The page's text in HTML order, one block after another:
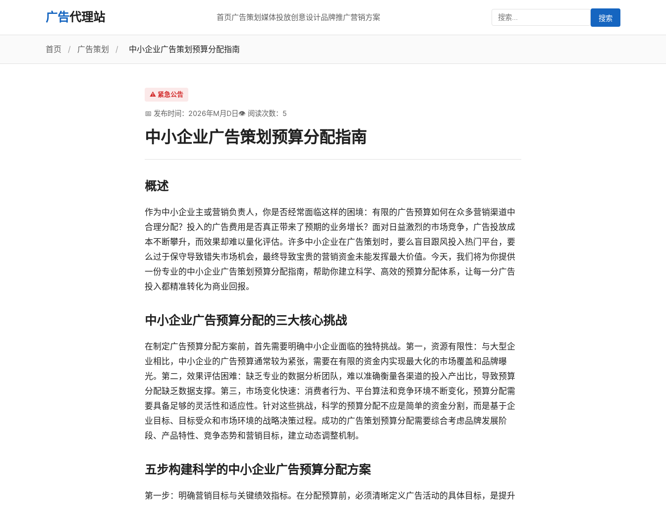
广告代理站 首页广告策划媒体投放创意设计品牌推广营销方案 搜索
首页 / 广告策划 / 中小企业广告策划预算分配指南
⚠️ 紧急公告
📅 发布时间：2026年M月D日 👁️ 阅读次数：5
中小企业广告策划预算分配指南
概述
作为中小企业主或营销负责人，你是否经常面临这样的困境：有限的广告预算如何在众多营销渠道中
合理分配？投入的广告费用是否真正带来了预期的业务增长？面对日益激烈的市场竞争，广告投放成
本不断攀升，而效果却难以量化评估。许多中小企业在广告策划时，要么盲目跟风投入热门平台，要
么过于保守导致错失市场机会，最终导致宝贵的营销资金未能发挥最大价值。今天，我们将为你提供
一份专业的中小企业广告策划预算分配指南，帮助你建立科学、高效的预算分配体系，让每一分广告
投入都精准转化为商业回报。
中小企业广告预算分配的三大核心挑战
在制定广告预算分配方案前，首先需要明确中小企业面临的独特挑战。第一，资源有限性：与大型企
业相比，中小企业的广告预算通常较为紧张，需要在有限的资金内实现最大化的市场覆盖和品牌曝
光。第二，效果评估困难：缺乏专业的数据分析团队，难以准确衡量各渠道的投入产出比，导致预算
分配缺乏数据支撑。第三，市场变化快速：消费者行为、平台算法和竞争环境不断变化，预算分配需
要具备足够的灵活性和适应性。针对这些挑战，科学的预算分配不应是简单的资金分割，而是基于企
业目标、目标受众和市场环境的战略决策过程。成功的广告策划预算分配需要综合考虑品牌发展阶
段、产品特性、竞争态势和营销目标，建立动态调整机制。
五步构建科学的中小企业广告预算分配方案
第一步：明确营销目标与关键绩效指标。在分配预算前，必须清晰定义广告活动的具体目标，是提升